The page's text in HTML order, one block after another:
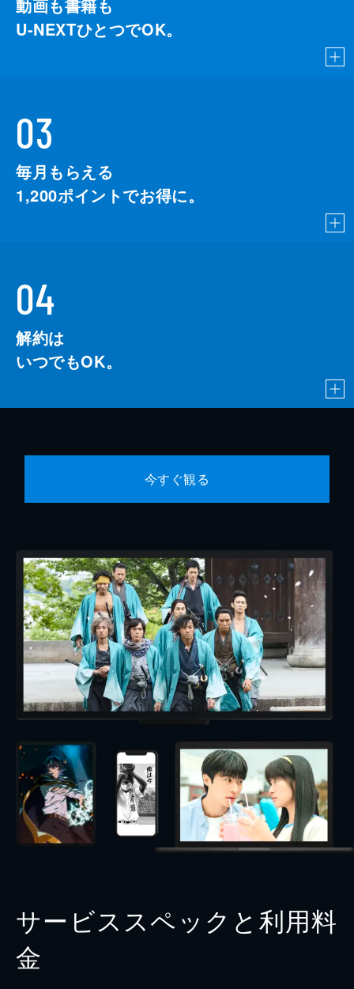
動画も書籍も
U-NEXTひとつでOK。
03
毎月もらえる
1,200ポイントでお得に。
04
解約は
いつでもOK。
今すぐ観る
サービススペックと利用料
金